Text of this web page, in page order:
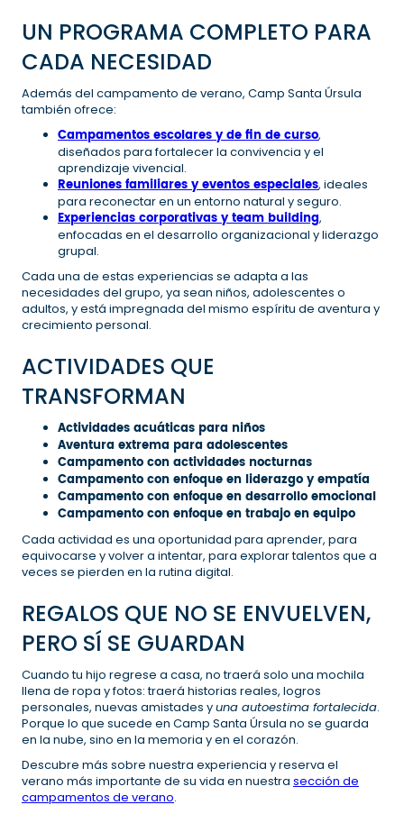
UN PROGRAMA COMPLETO PARA
CADA NECESIDAD
Además del campamento de verano, Camp Santa Úrsula
también ofrece:
Campamentos escolares y de fin de curso,
diseñados para fortalecer la convivencia y el
aprendizaje vivencial.
Reuniones familiares y eventos especiales, ideales
para reconectar en un entorno natural y seguro.
Experiencias corporativas y team building,
enfocadas en el desarrollo organizacional y liderazgo
grupal.
Cada una de estas experiencias se adapta a las
necesidades del grupo, ya sean niños, adolescentes o
adultos, y está impregnada del mismo espíritu de aventura y
crecimiento personal.
ACTIVIDADES QUE
TRANSFORMAN
Actividades acuáticas para niños
Aventura extrema para adolescentes
Campamento con actividades nocturnas
Campamento con enfoque en liderazgo y empatía
Campamento con enfoque en desarrollo emocional
Campamento con enfoque en trabajo en equipo
Cada actividad es una oportunidad para aprender, para
equivocarse y volver a intentar, para explorar talentos que a
veces se pierden en la rutina digital.
REGALOS QUE NO SE ENVUELVEN,
PERO SÍ SE GUARDAN
Cuando tu hijo regrese a casa, no traerá solo una mochila
llena de ropa y fotos: traerá historias reales, logros
personales, nuevas amistades yuna autoestima fortalecida.
Porque lo que sucede en Camp Santa Úrsula no se guarda
en la nube, sino en la memoria y en el corazón.
Descubre más sobre nuestra experiencia y reserva el
verano más importante de su vida en nuestra sección de
campamentos de verano.